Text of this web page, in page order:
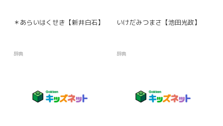
＊あらいはくせき【新井白石】
辞典
いけだみつまさ【池田光政】
辞典